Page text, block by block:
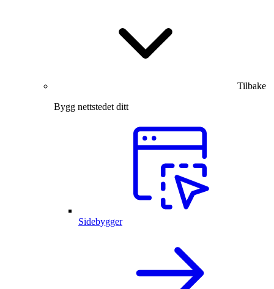
Tilbake
Bygg nettstedet ditt
Sidebygger